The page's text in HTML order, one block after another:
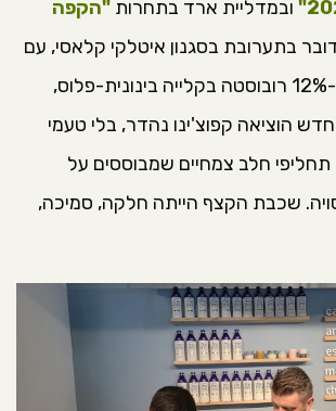
ובמדליית ארד בתחרות "הקפה
בתערובת בסגנון איטלקי קלאסי, עם
כ-88% ערביקה ו-12% רובוסטה בקלייה בינונית-פלוס,
הוציאה קפוצ'ינו נהדר, בלי טעמי
תחליפי חלב צמחיים שמבוססים על
שכבת הקצף הייתה חלקה, סמיכה,